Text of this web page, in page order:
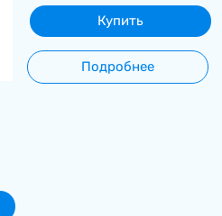
Купить
Подробнее